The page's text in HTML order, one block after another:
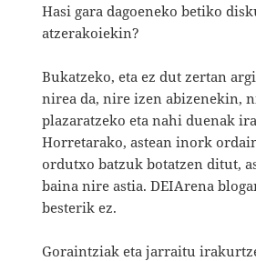
Hasi gara dagoeneko betiko
atzerakoiekin?
Bukatzeko, eta ez dut zertan
nirea da, nire izen abizenekin,
plazaratzeko eta nahi duenak
Horretarako, astean inork
ordutxo batzuk botatzen ditut,
baina nire astia. DEIArena
besterik ez.
Goraintziak eta jarraitu